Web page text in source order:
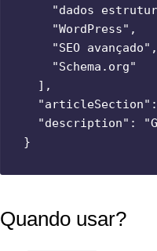
"dados
    "WordPress",
    "SEO avançado",
    "Schema.org"
  ],
"description":
Quando usar?